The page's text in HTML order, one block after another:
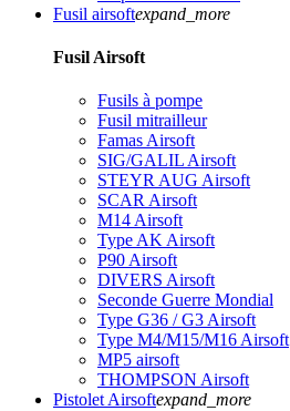
Fusil airsoftexpand_more
Fusil Airsoft
Fusils à pompe
Fusil mitrailleur
Famas Airsoft
SIG/GALIL Airsoft
STEYR AUG Airsoft
SCAR Airsoft
M14 Airsoft
Type AK Airsoft
P90 Airsoft
DIVERS Airsoft
Seconde Guerre Mondial
Type G36 / G3 Airsoft
Type M4/M15/M16 Airsoft
MP5 airsoft
THOMPSON Airsoft
Pistolet Airsoftexpand_more